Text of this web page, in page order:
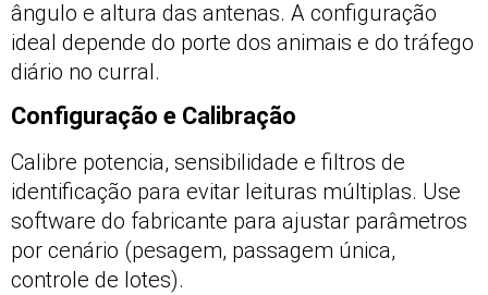
ângulo e altura das antenas. A configuração
ideal depende do porte dos animais e do tráfego
diário no curral.
Configuração e Calibração
Calibre potencia, sensibilidade e filtros de
identificação para evitar leituras múltiplas. Use
software do fabricante para ajustar parâmetros
por cenário (pesagem, passagem única,
controle de lotes).